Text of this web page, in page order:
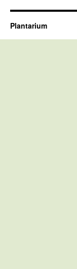
Plantarium